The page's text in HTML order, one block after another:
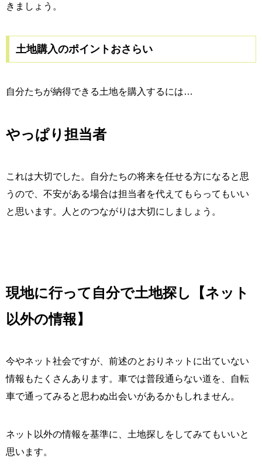
きましょう。
土地購入のポイントおさらい
自分たちが納得できる土地を購入するには…
やっぱり担当者
これは大切でした。自分たちの将来を任せる方になると思
うので、不安がある場合は担当者を代えてもらってもいい
と思います。人とのつながりは大切にしましょう。
現地に行って自分で土地探し【ネット
以外の情報】
今やネット社会ですが、前述のとおりネットに出ていない
情報もたくさんあります。車では普段通らない道を、自転
車で通ってみると思わぬ出会いがあるかもしれません。
ネット以外の情報を基準に、土地探しをしてみてもいいと
思います。